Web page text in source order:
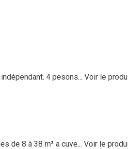
4 pesons... Voir le
de 8 à 38 m³ a cuve... Voir le